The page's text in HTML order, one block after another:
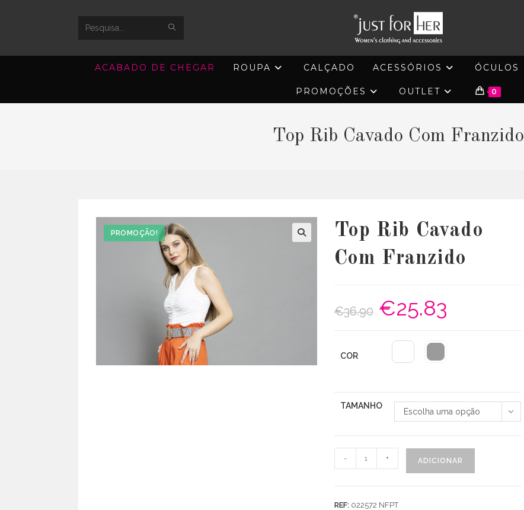
Search
ACABADO DE CHEGAR ROUPA CALÇADO ACESSÓRIOS ÓCULOS
PROMOÇÕES OUTLET 0
Top Rib Cavado Com Franzido
PROMOÇÃO!
Top Rib Cavado
Com Franzido
€36.90
O
preço
original
€25.83
COR
TAMANHO
Escolha uma opção
de
- + ADICIONAR
REF: 022572 NFPT